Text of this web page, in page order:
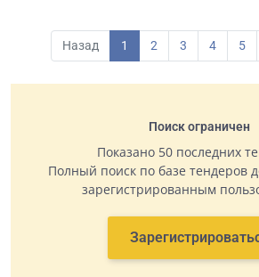
Назад 1 2 3 4 5
Поиск ограничен
Показано 50 последних
Полный поиск по базе тендеров
зарегистрированным